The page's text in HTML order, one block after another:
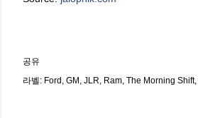
공유
라벨: Ford GM JLR Ram The Morning Shift